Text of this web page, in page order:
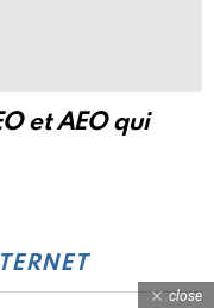
et AEO qui
close